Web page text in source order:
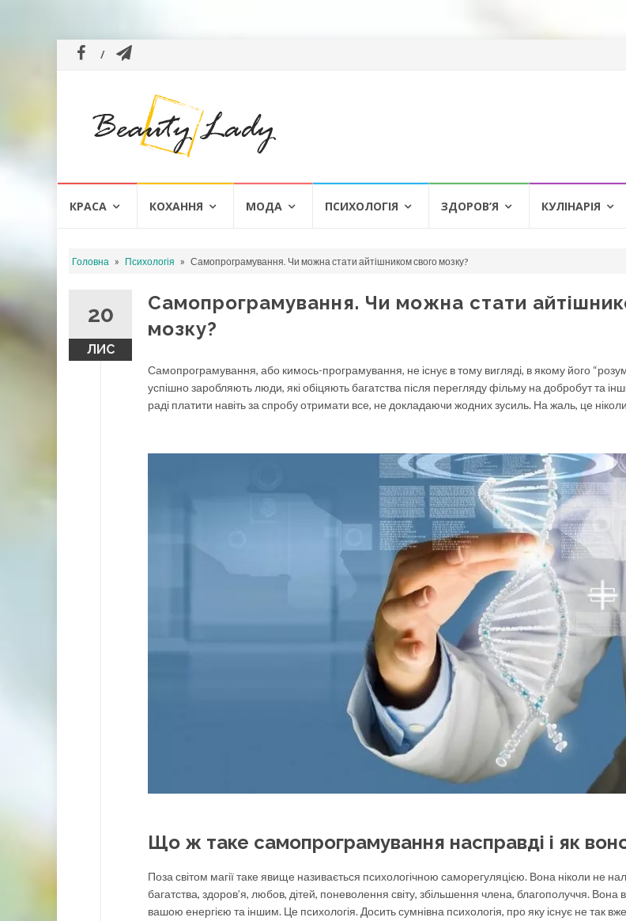
КРАСА КОХАННЯ МОДА ПСИХОЛОГІЯ ЗДОРОВ’Я КУЛІНАРІЯ
Головна » Психологія » Самопрограмування. Чи можна стати айтішником свого мозку?
20
ЛИС
Самопрограмування. Чи можна стати
мозку?
Самопрограмування, або кимось-програмування, не існує в тому вигляді, в якому його
успішно заробляють люди, які обіцяють багатства після перегляду фільму на добробут та
раді платити навіть за спробу отримати все, не докладаючи жодних зусиль. На жаль, це
Що ж таке самопрограмування насправді і як
Поза світом магії таке явище називається психологічною саморегуляцією. Вона ніколи не
багатства, здоров’я, любов, дітей, поневолення світу, збільшення члена, благополуччя. Вона
вашою енергією та іншим. Це психологія. Досить сумнівна психологія, про яку існує не так